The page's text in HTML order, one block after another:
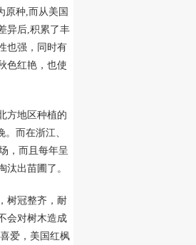
原种,而从美国
异后,积累了丰
也强，同时有
色红艳，也使
方地区种植的
而在浙江、
，而且每年呈
出苗圃了。
树冠整齐，耐
会对树木造成
爱，美国红枫